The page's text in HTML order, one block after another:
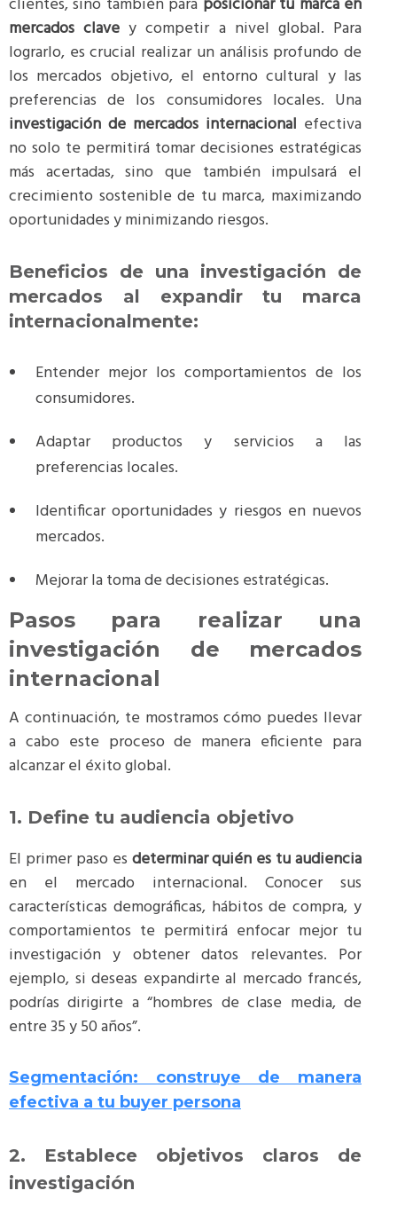
mercados clavey competir a nivel global. Para
lograrlo, es crucial realizar un análisis profundo de
los mercados objetivo, el entorno cultural y las
preferencias de los consumidores locales. Una
investigación de mercados internacional efectiva
no solo te permitirá tomar decisiones estratégicas
más acertadas, sino que también impulsará el
crecimiento sostenible de tu marca, maximizando
oportunidades y minimizando riesgos.
Beneficios de una investigación de
mercados al expandir tu marca
internacionalmente:
Entender mejor los comportamientos de los
consumidores.
Adaptar productos y servicios a las
preferencias locales.
Identificar oportunidades y riesgos en nuevos
mercados.
Mejorar la toma de decisiones estratégicas.
Pasos para realizar una
investigación de mercados
internacional
A continuación, te mostramos cómo puedes llevar
a cabo este proceso de manera eficiente para
alcanzar el éxito global.
1. Define tu audiencia objetivo
El primer paso es determinar quién es tu audiencia
en el mercado internacional. Conocer sus
características demográficas, hábitos de compra, y
comportamientos te permitirá enfocar mejor tu
investigación y obtener datos relevantes. Por
ejemplo, si deseas expandirte al mercado francés,
podrías dirigirte a “hombres de clase media, de
entre 35 y 50 años”​.
Segmentación: construye de manera
efectiva a tu buyer persona
2. Establece objetivos claros de
investigación